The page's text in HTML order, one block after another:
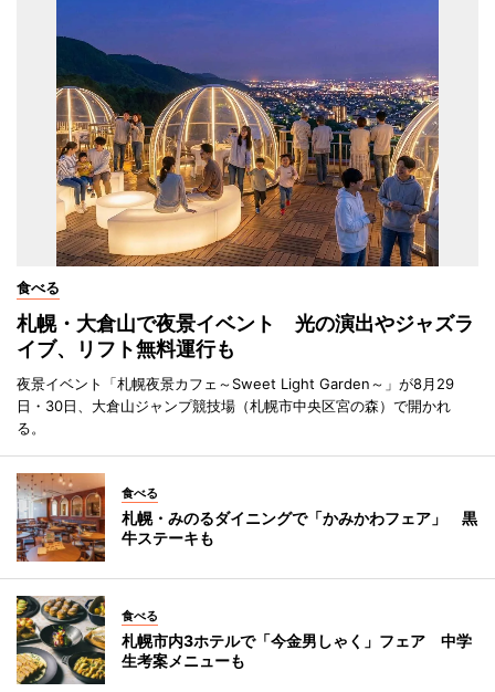
食べる
札幌・大倉山で夜景イベント 光の演出やジャズラ
イブ、リフト無料運行も
夜景イベント「札幌夜景カフェ～Sweet Light Garden～」が8月29
日・30日、大倉山ジャンプ競技場（札幌市中央区宮の森）で開かれ
る。
食べる
札幌・みのるダイニングで「かみかわフェア」 黒
牛ステーキも
食べる
札幌市内3ホテルで「今金男しゃく」フェア 中学
生考案メニューも